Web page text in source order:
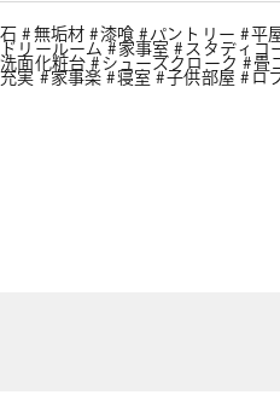
無垢材 漆喰 パントリー 平
リールーム
家事室
スタディコ
面化粧台
シューズクローク
畳
実
家事楽 寝室 子供部屋 ロ